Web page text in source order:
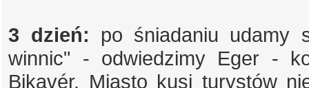
3 dzień: po śniadaniu udamy
winnic" - odwiedzimy Eger -
Bikavér. Miasto kusi turystów